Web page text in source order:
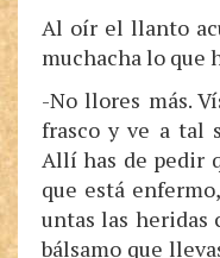
Al oír el llanto
muchacha lo que
-No llores más.
frasco y ve a tal
Allí has de pedir
que está
untas las heridas
bálsamo que